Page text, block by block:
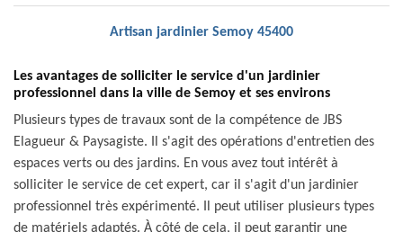
Artisan jardinier Semoy 45400
Les avantages de solliciter le service d'un jardinier
professionnel dans la ville de Semoy et ses environs
Plusieurs types de travaux sont de la compétence de JBS
Elagueur & Paysagiste. Il s'agit des opérations d'entretien des
espaces verts ou des jardins. En vous avez tout intérêt à
solliciter le service de cet expert, car il s'agit d'un jardinier
professionnel très expérimenté. Il peut utiliser plusieurs types
de matériels adaptés. À côté de cela, il peut garantir une